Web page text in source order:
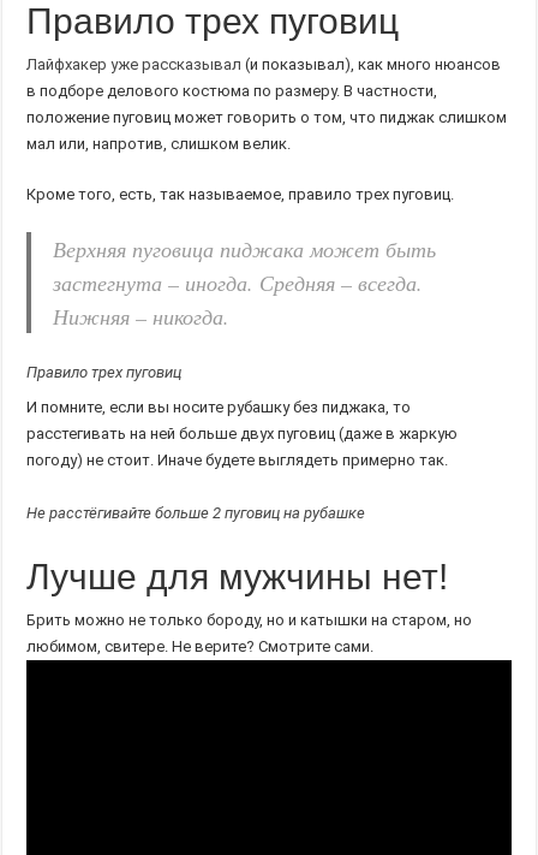
Правило трех пуговиц
Лайфхакер уже рассказывал (и показывал), как много нюансов
в подборе делового костюма по размеру. В частности,
положение пуговиц может говорить о том, что пиджак слишком
мал или, напротив, слишком велик.
Кроме того, есть, так называемое, правило трех пуговиц.
Верхняя пуговица пиджака может быть
застегнута – иногда. Средняя – всегда.
Нижняя – никогда.
Правило трех пуговиц
И помните, если вы носите рубашку без пиджака, то
расстегивать на ней больше двух пуговиц (даже в жаркую
погоду) не стоит. Иначе будете выглядеть примерно так.
Не расстёгивайте больше 2 пуговиц на рубашке
Лучше для мужчины нет!
Брить можно не только бороду, но и катышки на старом, но
любимом, свитере. Не верите? Смотрите сами.